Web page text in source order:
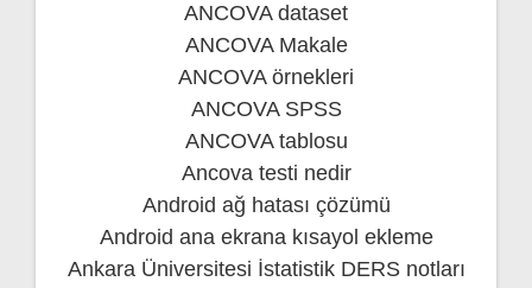
ANCOVA dataset
ANCOVA Makale
ANCOVA örnekleri
ANCOVA SPSS
ANCOVA tablosu
Ancova testi nedir
Android ağ hatası çözümü
Android ana ekrana kısayol ekleme
Ankara Üniversitesi İstatistik DERS notları